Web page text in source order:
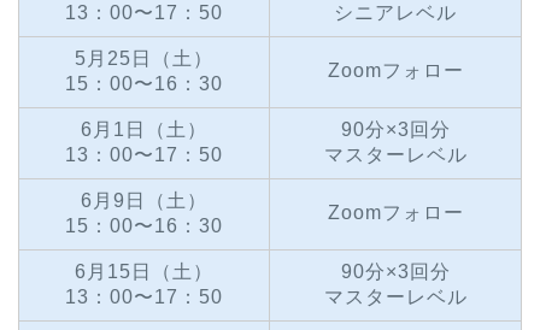
13：00〜17：50
シニアレベル
5月25日（土）
15：00〜16：30
Zoomフォロー
6月1日（土）
13：00〜17：50
90分×3回分
マスター レベル
6月9日（土）
15：00〜16：30
Zoomフォロー
6月15日（土）
13：00〜17：50
90分×3回分
マスター レベル